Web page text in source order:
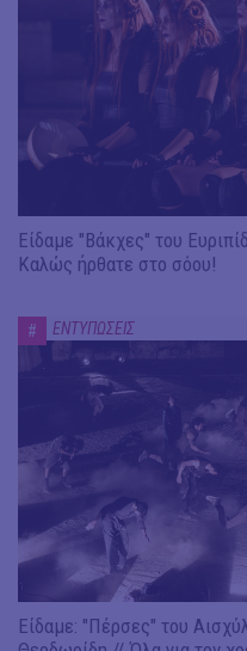
Είδαμε "Βάκχες" του
Καλώς ήρθατε στο σόου!
# ΕΝΤΥΠΩΣΕΙΣ
Είδαμε: "Πέρσες" του